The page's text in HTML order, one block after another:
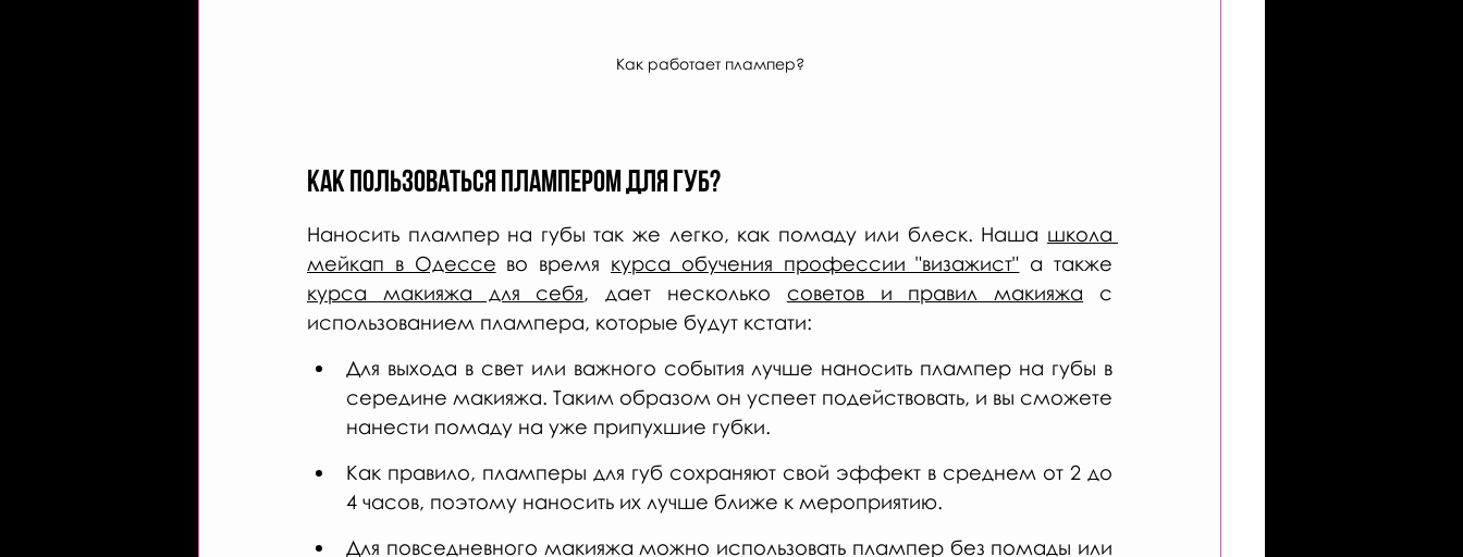
Как работает плампер?
Как пользоваться плампером для губ?
Наносить плампер на губы так же легко, как помаду или блеск. Наша школа
мейкап в Одессе во время курса обучения профессии "визажист"
курса макияжа для себя, дает несколько советов и правил макияжа с
использованием плампера, которые будут кстати:
Для выхода в свет или важного события лучше наносить плампер на губы в
середине макияжа. Таким образом он успеет подействовать, и вы сможете
нанести помаду на уже припухшие губки.
Как правило, пламперы для губ сохраняют свой эффект в среднем от 2 до
4 часов, поэтому наносить их лучше ближе к мероприятию.
Для повседневного макияжа можно использовать плампер без помады или